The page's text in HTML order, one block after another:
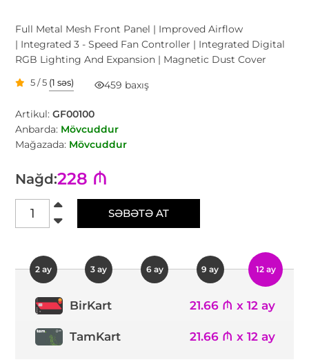
Full Metal Mesh Front Panel | Improved Airflow
| Integrated 3 - Speed Fan Controller | Integrated Digital
RGB Lighting And Expansion | Magnetic Dust Cover
5 / 5 (1 səs) 459 baxış
Artikul:GF00100
Anbarda: Mövcuddur
Mağazada: Mövcuddur
Nağd:228 ₼
SƏBƏTƏ AT
2 ay 3 ay 6 ay 9 ay 12 ay
BirKart 21.66 ₼ x 12 ay
TamKart 21.66 ₼ x 12 ay